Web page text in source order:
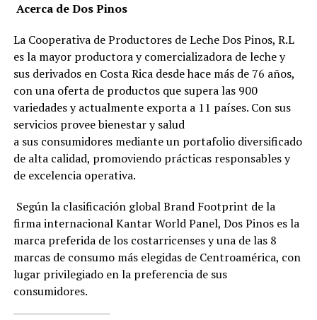
Acerca de Dos Pinos
La Cooperativa de Productores de Leche Dos Pinos, R.L
es la mayor productora y comercializadora de leche y
sus derivados en Costa Rica desde hace más de 76 años,
con una oferta de productos que supera las 900
variedades y actualmente exporta a 11 países. Con sus
servicios provee bienestar y salud
a sus consumidores mediante un portafolio diversificado
de alta calidad, promoviendo prácticas responsables y
de excelencia operativa.
Según la clasificación global Brand Footprint de la
firma internacional Kantar World Panel, Dos Pinos es la
marca preferida de los costarricenses y una de las 8
marcas de consumo más elegidas de Centroamérica, con
lugar privilegiado en la preferencia de sus
consumidores.